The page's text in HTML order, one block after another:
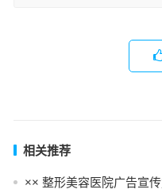
相关推荐
×× 整形美容医院广告宣